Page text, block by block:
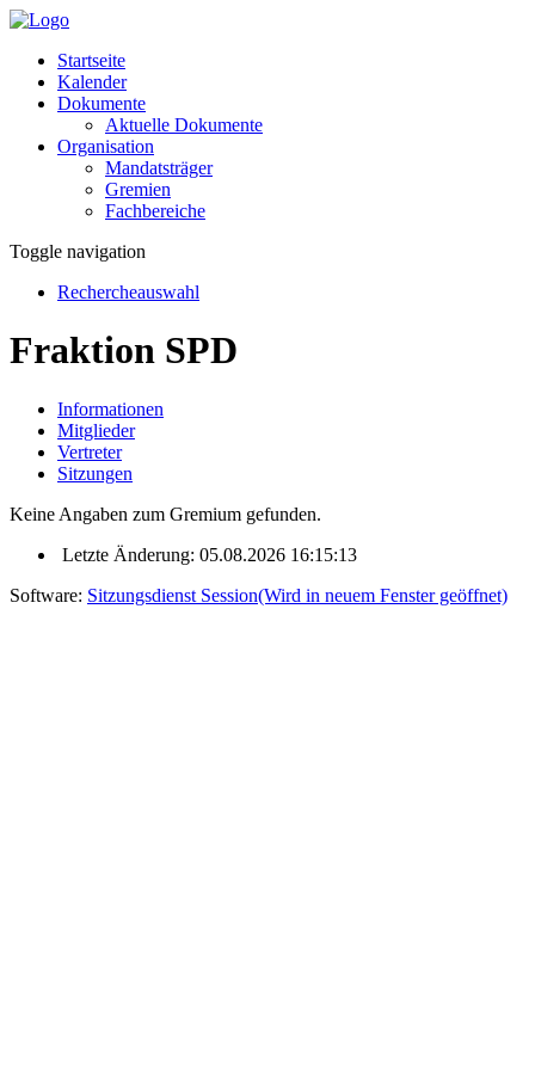
Startseite
Kalender
Dokumente
Aktuelle Dokumente
Organisation
Mandatsträger
Gremien
Fachbereiche
Toggle navigation
Rechercheauswahl
Fraktion SPD
Informationen
Mitglieder
Vertreter
Sitzungen
Keine Angaben zum Gremium gefunden.
Letzte Änderung: 05.08.2026 16:15:13
Software: Sitzungsdienst Session(Wird in neuem Fenster geöffnet)